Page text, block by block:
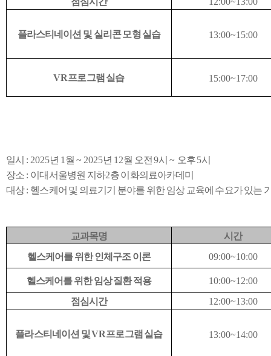
플라스티네이션 및 실리콘 모형 실습 13:00~15:00
VR프로그램 실습 15:00~17:00
일시 : 2025년 1 월 ~ 2025년 12월 오전9시~ 오후5시
장소 : 이대서울병원 지하2층 이화의료아카데미
대상: 헬스케어 및 의료기기 분야를 위한 임상 교육에 수요가 있는
교과목명
시간
헬스케어를 위한 인체구조 이론
09:00~10:00
헬스케어를 위한 임상 질환 적용
10:00~12:00
점심시간
12:00~13:00
플라스티네이션 및VR프로그램 실습 13:00~14:00